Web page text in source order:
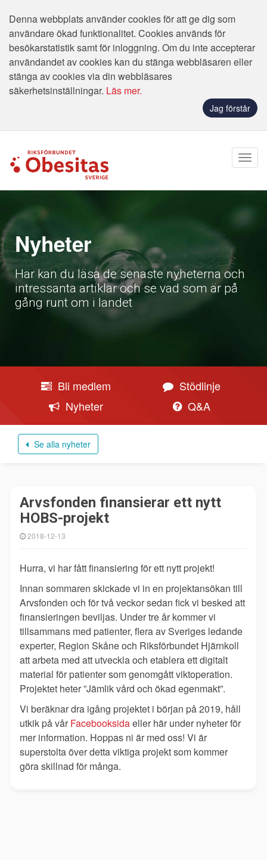
Denna webbplats använder cookies för att ge dig som
användare ökad funktionalitet. Cookies används för
besökarstatistik samt för inloggning. Om du inte accepterar
användandet av cookies kan du stänga webbläsaren eller
stänga av cookies via din webbläsares
säkerhetsinställningar. Läs mer.
Jag förstår
Nyheter
Här kan du läsa de senaste nyheterna och
intressanta artiklar och se vad som är på
gång runt om i landet
Bli medlem
Stödlinje
Nyheter
Q&A
Se alla nyheter
Arvsfonden finansierar ett nytt
HOBS-projekt
2018-12-13
Hurra, vi har fått finansiering för ett nytt projekt!
Innan sommaren skickade vi in en projektansökan till
Arvsfonden och för två veckor sedan fick vi besked att
finansieringen beviljas. Under tre år kommer vi
tillsammans med patienter, flera av Sveriges ledande
experter, Region Skåne och Riksförbundet Hjärnkoll
att arbeta med att utveckla och etablera ett digitalt
material för patienter som genomgått viktoperation.
Projektet heter ”Jämlik vård och ökad egenmakt”.
Vi beräknar dra igång projektet i början på 2019, håll
utkik på vår Facebooksidaeller här under nyheter för
mer information. Hoppas ni är med oss! Vi är
superstolta över dettaviktiga projekt som kommer
göra skillnad för många.